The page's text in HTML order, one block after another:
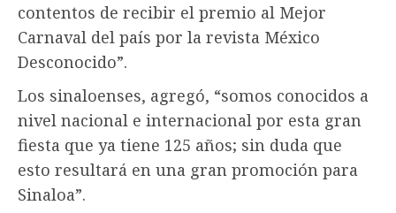
contentos de recibir el premio al Mejor
Carnaval del país por la revista México
Desconocido”.
Los sinaloenses, agregó, “somos conocidos a
nivel nacional e internacional por esta gran
fiesta que ya tiene 125 años; sin duda que
esto resultará en una gran promoción para
Sinaloa”.